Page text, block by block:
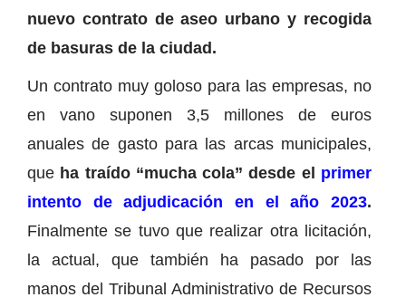
nuevo contrato de aseo urbano y recogida
de basuras de la ciudad.
Un contrato muy goloso para las empresas, no
en vano suponen 3,5 millones de euros
anuales de gasto para las arcas municipales,
que ha traído “mucha cola” desde el primer
intento de adjudicación en el año 2023.
Finalmente se tuvo que realizar otra licitación,
la actual, que también ha pasado por las
manos del Tribunal Administrativo de Recursos